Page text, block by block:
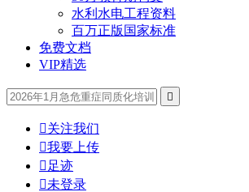
水利水电工程资料
百万正版国家标准
免费文档
VIP精选

关注我们
我要上传
 足迹
未登录